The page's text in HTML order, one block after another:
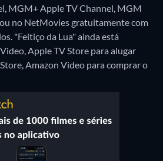
MGM+ Apple TV Channel, MGM
no NetMovies gratuitamente com
"Feitiço da Lua" ainda está
Apple TV Store para alugar
Amazon Video para comprar o